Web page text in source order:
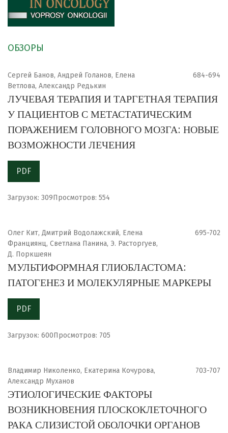
ОБЗОРЫ
Сергей Банов, Андрей Голанов, Елена
Ветлова, Александр Редькин
684-694
ЛУЧЕВАЯ ТЕРАПИЯ И ТАРГЕТНАЯ ТЕРАПИЯ
У ПАЦИЕНТОВ С МЕТАСТАТИЧЕСКИМ
ПОРАЖЕНИЕМ ГОЛОВНОГО МОЗГА: НОВЫЕ
ВОЗМОЖНОСТИ ЛЕЧЕНИЯ
PDF
Загрузок: 309Просмотров: 554
Олег Кит, Дмитрий Водолажский, Елена
Франциянц, Светлана Панина, Э. Расторгуев,
Д. Поркшеян
695-702
МУЛЬТИФОРМНАЯ ГЛИОБЛАСТОМА:
ПАТОГЕНЕЗ И МОЛЕКУЛЯРНЫЕ МАРКЕРЫ
PDF
Загрузок: 600Просмотров: 705
Владимир Николенко, Екатерина Кочурова,
Александр Муханов
703-707
ЭТИОЛОГИЧЕСКИЕ ФАКТОРЫ
ВОЗНИКНОВЕНИЯ ПЛОСКОКЛЕТОЧНОГО
РАКА СЛИЗИСТОЙ ОБОЛОЧКИ ОРГАНОВ